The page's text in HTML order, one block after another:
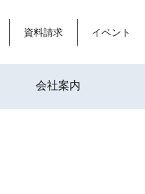
資料請求 イベント
会社案内